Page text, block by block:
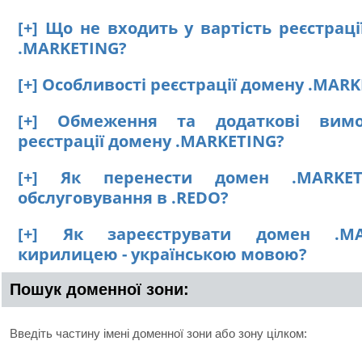
[+] Що не входить у вартість
.MARKETING?
[+] Особливості реєстрації домену
[+] Обмеження та додаткові
реєстрації домену .MARKETING?
[+] Як перенести домен
обслуговування в .REDO?
[+] Як зареєструвати домен
кирилицею - українською мовою?
Пошук доменної зони:
Введіть частину імені доменної зони або зону цілком: